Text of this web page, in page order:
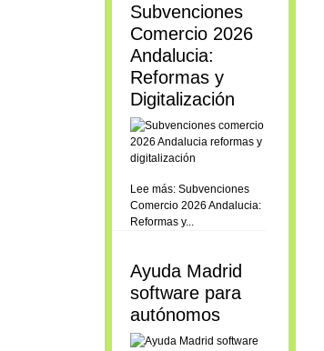
Subvenciones
Comercio 2026
Andalucia:
Reformas y
Digitalización
Lee más: Subvenciones
Comercio 2026 Andalucia:
Reformas y...
Ayuda Madrid
software para
autónomos